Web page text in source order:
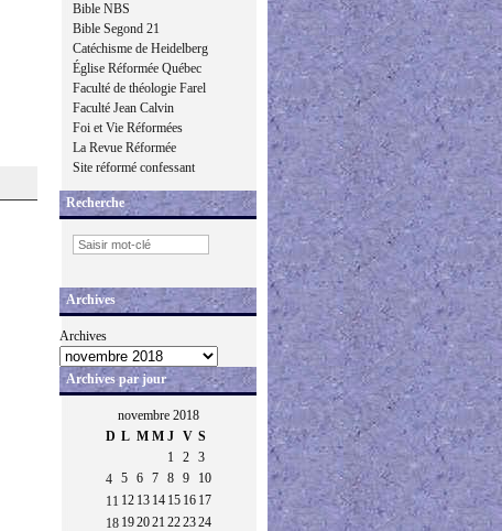
Bible NBS
Bible Segond 21
Catéchisme de Heidelberg
Église Réformée Québec
Faculté de théologie Farel
Faculté Jean Calvin
Foi et Vie Réformées
La Revue Réformée
Site réformé confessant
Recherche
Archives
Archives
Archives par jour
novembre 2018
D L M M J V S
1
2
3
4
5 6 7 8 9
10
11 12 13 14 15 16 17
18 192021 222324